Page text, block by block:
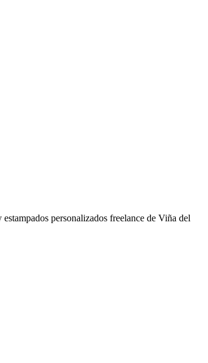
personalizados freelance de Viña del